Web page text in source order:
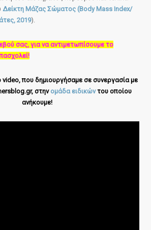
Δείκτη Μάζας Σώματος (Body Mass Index/
2019).
σας, για να αντιμετωπίσουμε το
video, που δημιουργήσαμε σε συνεργασία με
στηνομάδα ειδικώντου οποίου
ανήκουμε!